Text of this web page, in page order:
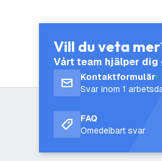
Vill du veta
Vårt team hjälper dig
Kontaktformulär
Svar inom 1
FAQ
Omedelbart svar